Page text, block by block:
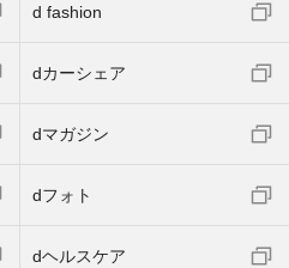
d fashion
dカーシェア
dマガジン
dフォト
dヘルスケア